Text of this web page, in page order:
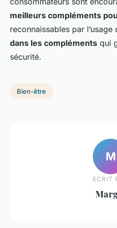
meilleurs compléments
reconnaissables par l’usage
dans les compléments qui
sécurité.
Bien-être
M
ECRIT